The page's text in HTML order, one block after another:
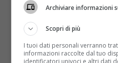
Archiviare informazioni
Scopri di più
I tuoi dati personali verranno
informazioni raccolte dal tuo
identificatori univoci e altri dati